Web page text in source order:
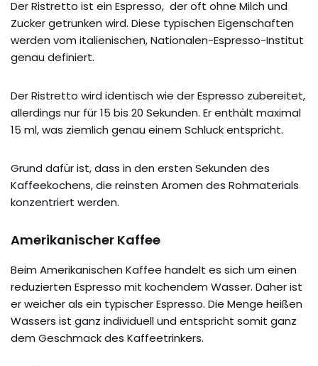
Der Ristretto ist ein Espresso, der oft ohne Milch und
Zucker getrunken wird. Diese typischen Eigenschaften
werden vom italienischen, Nationalen-Espresso-Institut
genau definiert.
Der Ristretto wird identisch wie der Espresso zubereitet,
allerdings nur für 15 bis 20 Sekunden. Er enthält maximal
15 ml, was ziemlich genau einem Schluck entspricht.
Grund dafür ist, dass in den ersten Sekunden des
Kaffeekochens, die reinsten Aromen des Rohmaterials
konzentriert werden.
Amerikanischer Kaffee
Beim Amerikanischen Kaffee handelt es sich um einen
reduzierten Espresso mit kochendem Wasser. Daher ist
er weicher als ein typischer Espresso. Die Menge heißen
Wassers ist ganz individuell und entspricht somit ganz
dem Geschmack des Kaffeetrinkers.